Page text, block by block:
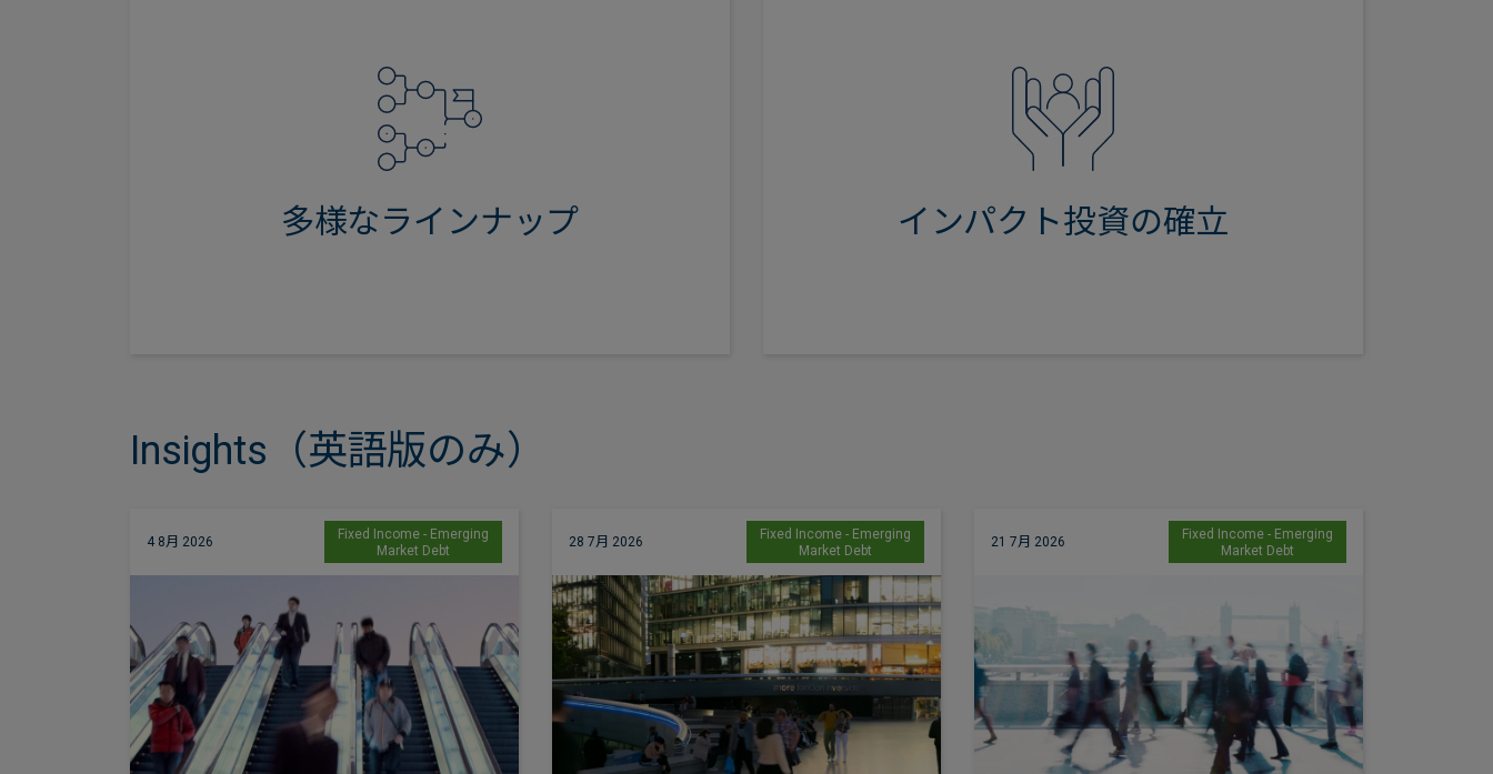
多様なラインナップ
当社は、伝統的な国債や社債から特殊な分野（エマー
ジング市場や負債対応ソリューションなど）に至るま
インパクト投資の確立
市場やソーシャルボンド市場の発展において先駆者と
しての地位を維持しています**。
**英国ソーシャルボンド戦略は2013年12月に運用を
Insights（英語版のみ）
4 8月 2026
Fixed Income - Emerging
Market Debt
28 7月 2026
Fixed Income - Emerging
Market Debt
21 7月 2026
Fixed Income - Emerging
Market Debt